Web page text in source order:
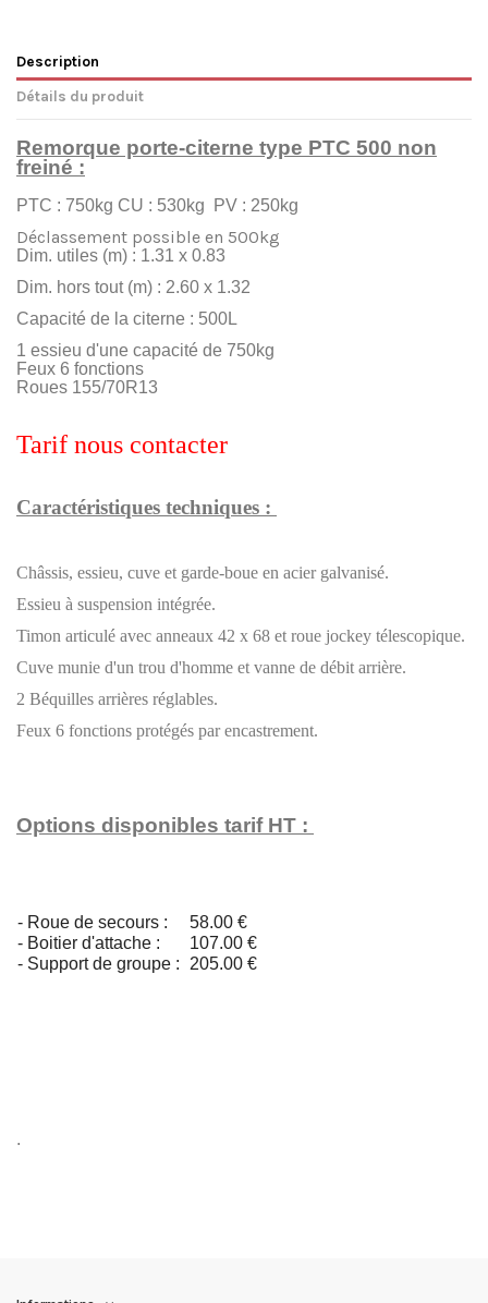
Description
Détails du produit
Remorque porte-citerne type PTC 500 non
freiné :
PTC : 750kg CU : 530kg PV : 250kg
Déclassement possible en 500kg
Dim. utiles (m) : 1.31 x 0.83
Dim. hors tout (m) : 2.60 x 1.32
Capacité de la citerne : 500L
1 essieu d'une capacité de 750kg
Feux 6 fonctions
Roues 155/70R13
Tarif nous contacter
Caractéristiques techniques :
Châssis, essieu, cuve et garde-boue en acier galvanisé.
Essieu à suspension intégrée.
Timon articulé avec anneaux 42 x 68 et roue jockey télescopique.
Cuve munie d'un trou d'homme et vanne de débit arrière.
2 Béquilles arrières réglables.
Feux 6 fonctions protégés par encastrement.
Options disponibles tarif HT :
- Roue de secours :
58.00 €
- Boitier d'attache :
107.00 €
- Support de groupe :
205.00 €
.